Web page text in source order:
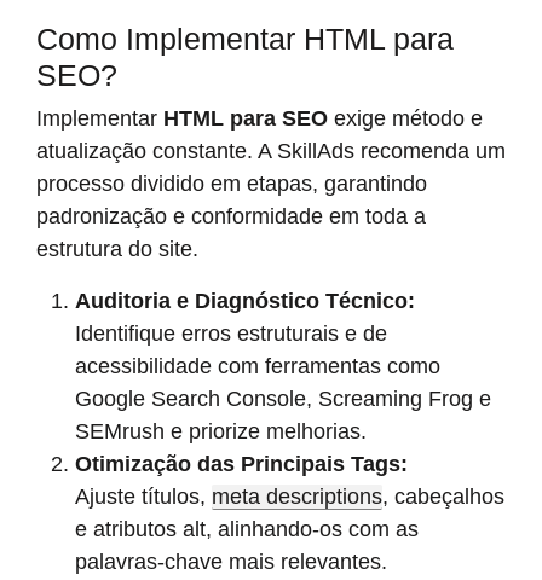
Como Implementar HTML para
SEO?
Implementar HTML para SEO exige método e
atualização constante. A SkillAds recomenda um
processo dividido em etapas, garantindo
padronização e conformidade em toda a
estrutura do site.
Auditoria e Diagnóstico Técnico:
Identifique erros estruturais e de
acessibilidade com ferramentas como
Google Search Console, Screaming Frog e
SEMrush e priorize melhorias.
Otimização das Principais Tags:
Ajuste títulos, meta descriptions, cabeçalhos
e atributos alt, alinhando-os com as
palavras-chave mais relevantes.